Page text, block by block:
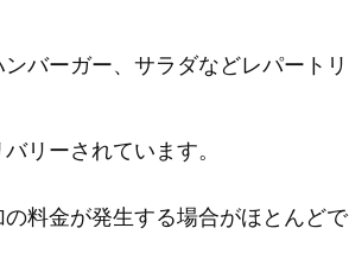
バーガー、サラダなどレパートリ
リーされています。
料金が発生する場合がほとんどで